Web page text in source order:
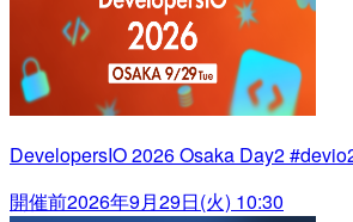
DevelopersIO 2026 Osaka Day2
開催前2026年9月29日(火) 10:30